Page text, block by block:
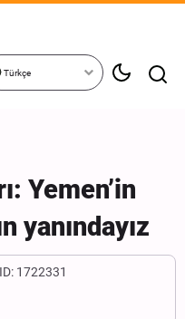
Türkçe
Yemen’in
yanındayız
1722331